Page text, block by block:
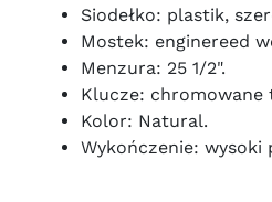
Siodełko: plastik,
Mostek: enginereed
Menzura: 25 1/2".
Klucze: chromowane
Kolor: Natural.
Wykończenie: wysoki